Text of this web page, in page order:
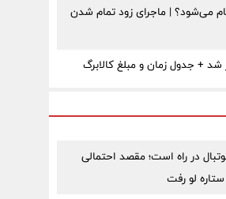
می‌شود؟ | ماجرای زود تمام شدن
در راه است؛ مقصد احتمالی